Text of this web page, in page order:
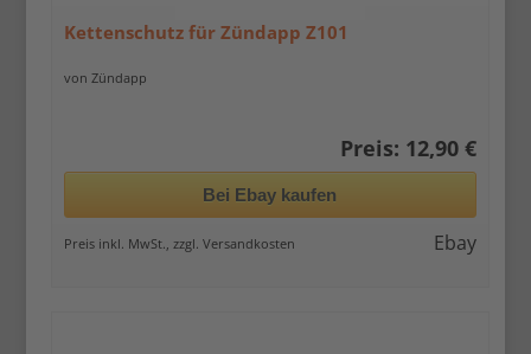
Kettenschutz für Zündapp Z101
von Zündapp
Preis: 12,90 €
Bei Ebay kaufen
Preis inkl. MwSt., zzgl. Versandkosten Ebay